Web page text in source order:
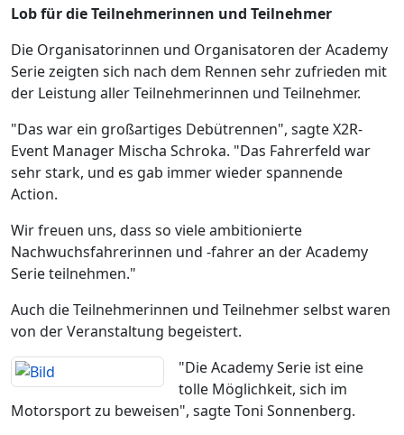
Lob für die Teilnehmerinnen und Teilnehmer
Die Organisatorinnen und Organisatoren der Academy
Serie zeigten sich nach dem Rennen sehr zufrieden mit
der Leistung aller Teilnehmerinnen und Teilnehmer.
"Das war ein großartiges Debütrennen", sagte X2R-
Event Manager Mischa Schroka. "Das Fahrerfeld war
sehr stark, und es gab immer wieder spannende
Action.
Wir freuen uns, dass so viele ambitionierte
Nachwuchsfahrerinnen und -fahrer an der Academy
Serie teilnehmen."
Auch die Teilnehmerinnen und Teilnehmer selbst waren
von der Veranstaltung begeistert.
"Die Academy Serie ist eine
tolle Möglichkeit, sich im
Motorsport zu beweisen", sagte Toni Sonnenberg.